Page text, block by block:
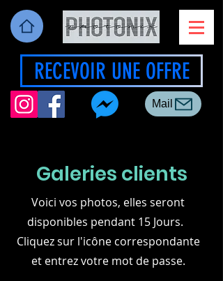
Mail
RECEVOIR UNE OFFRE
Galeries clients
Voici vos photos, elles seront
disponibles pendant 15 Jours.
Cliquez sur l'icône correspondante
et entrez votre mot de passe.